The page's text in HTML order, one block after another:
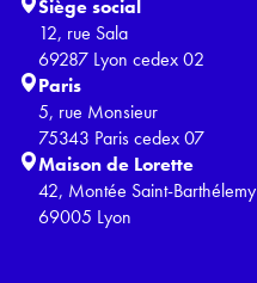
Siège social
12, rue Sala
69287 Lyon cedex 02
Paris
5, rue Monsieur
75343 Paris cedex 07
Maison de Lorette
42, Montée Saint-Barthélemy
69005 Lyon